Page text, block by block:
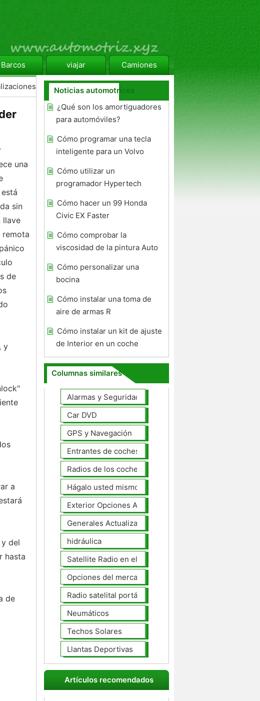
Barcos viajar Camiones
una
sin
llave
de
y
a
del
hasta
de
Noticias automotrices
¿Qué son los amortiguadores
para automóviles?
Cómo programar una tecla
inteligente para un Volvo
Cómo utilizar un
programador Hypertech
Cómo hacer un 99 Honda
Civic EX Faster
Cómo comprobar la
viscosidad de la pintura Auto
Cómo personalizar una
bocina
Cómo instalar una toma de
aire de armas R
Cómo instalar un kit de ajuste
de Interior en un coche
Columnas similares
Alarmas y Seguridad
Car DVD
GPS y Navegación
Entrantes de coches
Radios de los coches
Hágalo usted mismo Mejoras Auto
Exterior Opciones Aftermarket
Generales Actualizaciones Auto
hidráulica
Satellite Radio en el tablero
Opciones del mercado de accesorios del interior
Radio satelital portátil
Neumáticos
Techos Solares
Llantas Deportivas
Artículos recomendados